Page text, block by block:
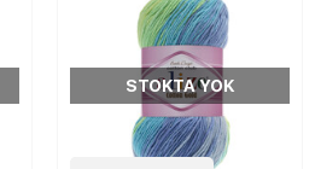
STOKTA YOK